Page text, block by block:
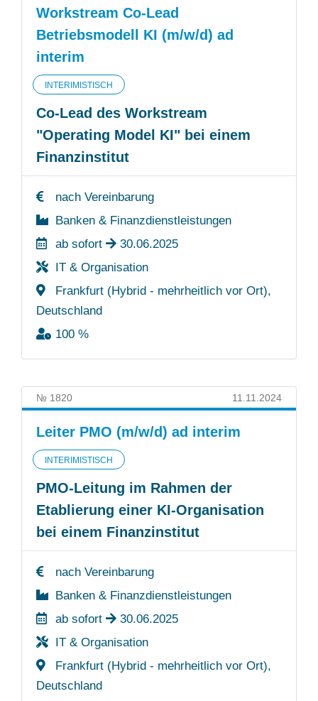
Workstream Co-Lead
Betriebsmodell KI (m/w/d) ad
interim
INTERIMISTISCH
Co-Lead des Workstream
"Operating Model KI" bei einem
Finanzinstitut
nach Vereinbarung
Banken & Finanzdienstleistungen
ab sofort
30.06.2025
IT & Organisation
Frankfurt (Hybrid - mehrheitlich vor Ort),
Deutschland
100 %
№ 1820 11.11.2024
Leiter PMO (m/w/d) ad interim
INTERIMISTISCH
PMO-Leitung im Rahmen der
Etablierung einer KI-Organisation
bei einem Finanzinstitut
nach Vereinbarung
Banken & Finanzdienstleistungen
ab sofort
30.06.2025
IT & Organisation
Frankfurt (Hybrid - mehrheitlich vor Ort),
Deutschland